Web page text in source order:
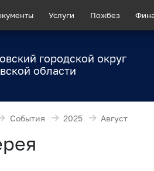
Услуги Пожбез
городской округ
области
События 2025 Август